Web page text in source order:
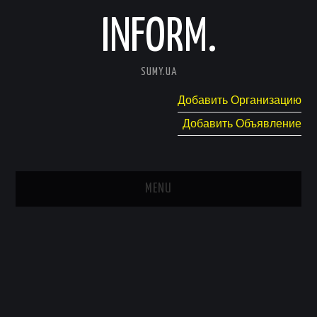
INFORM.
SUMY.UA
Добавить Организацию
Добавить Объявление
MENU